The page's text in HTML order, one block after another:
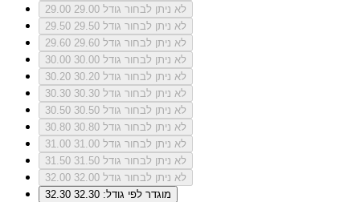
29.00
לא ניתן לבחור גודל 29.00
29.50
לא ניתן לבחור גודל 29.50
29.60
לא ניתן לבחור גודל 29.60
30.00
לא ניתן לבחור גודל 30.00
30.20
לא ניתן לבחור גודל 30.20
30.30
לא ניתן לבחור גודל 30.30
30.50
לא ניתן לבחור גודל 30.50
30.80
לא ניתן לבחור גודל 30.80
31.00
לא ניתן לבחור גודל 31.00
31.50
לא ניתן לבחור גודל 31.50
32.00
לא ניתן לבחור גודל 32.00
32.30
מוגדר לפי גודל: 32.30